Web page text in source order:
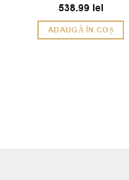
Evaluat la
5din 5
538.99 lei
ADAUGĂ ÎN COȘ